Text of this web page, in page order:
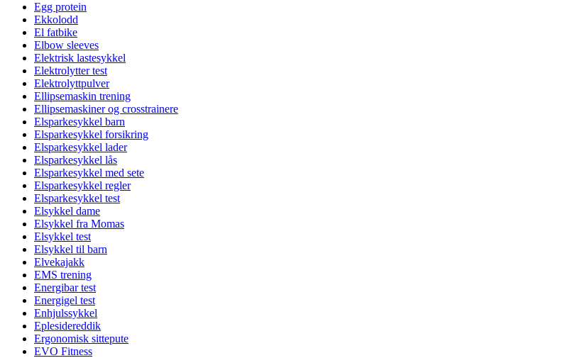
Egg protein
Ekkolodd
El fatbike
Elbow sleeves
Elektrisk lastesykkel
Elektrolytter test
Elektrolyttpulver
Ellipsemaskin trening
Ellipsemaskiner og crosstrainere
Elsparkesykkel barn
Elsparkesykkel forsikring
Elsparkesykkel lader
Elsparkesykkel lås
Elsparkesykkel med sete
Elsparkesykkel regler
Elsparkesykkel test
Elsykkel dame
Elsykkel fra Momas
Elsykkel test
Elsykkel til barn
Elvekajakk
EMS trening
Energibar test
Energigel test
Enhjulssykkel
Eplesidereddik
Ergonomisk sittepute
EVO Fitness